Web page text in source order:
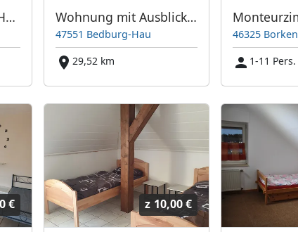
Ferienwohnung am Heimathof Wohnung mit Ausblick, Wohnung 1
47551 Bedburg-Hau
29,52 km
46325 Borken
1-11 Pers.
€ z 10,00 €